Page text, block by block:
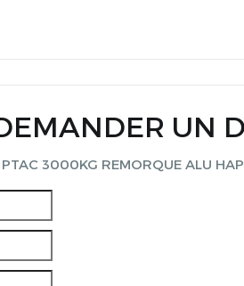
UN
3000KG REMORQUE ALU